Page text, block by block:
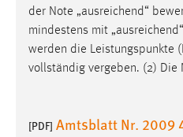
der Note „ausreichend“
mindestens mit
werden die Leistungspunkte
vollständig vergeben. (2) Die
[PDF] Amtsblatt Nr. 2009